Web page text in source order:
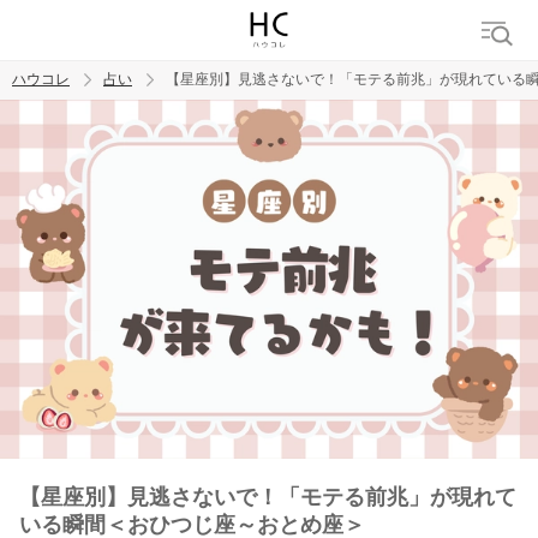
トレンド ワード
ハウコレ 占い 【星座別】見逃さないで！「モテる前兆」が現れている
【星座別】見逃さないで！「モテる前兆」が現れて
いる瞬間＜おひつじ座～おとめ座＞